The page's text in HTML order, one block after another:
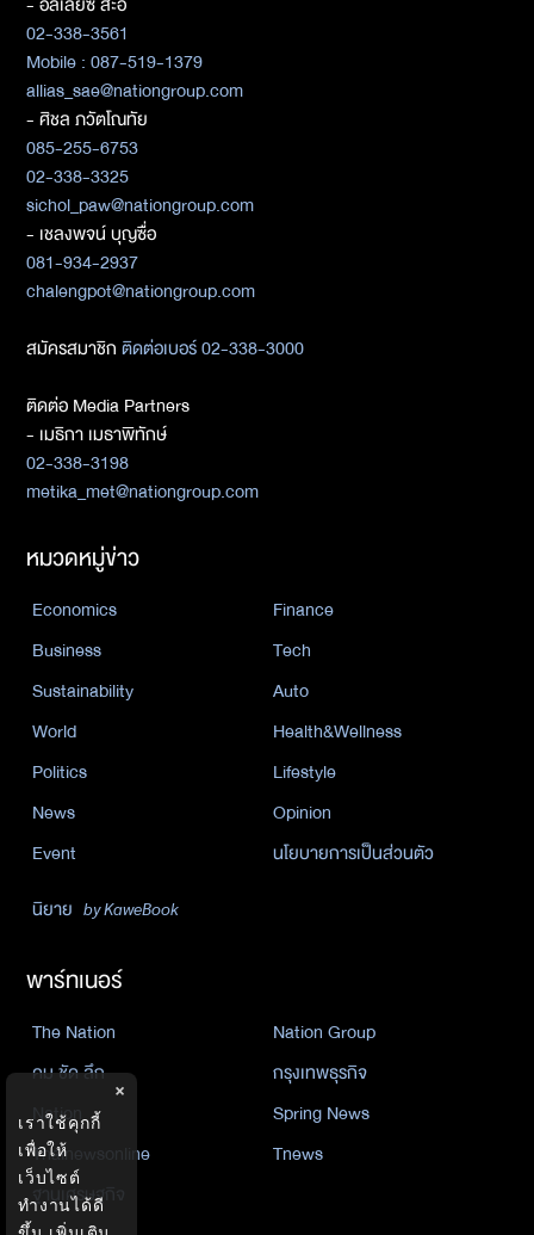
02-338-3561
Mobile : 087-519-1379
allias_sae@nationgroup.com
- ศิชล ภวัตโณทัย
085-255-6753
02-338-3325
sichol_paw@nationgroup.com
- เชลงพจน์ บุญซื่อ
081-934-2937
chalengpot@nationgroup.com
สมัครสมาชิกติดต่อเบอร์ 02-338-3000
ติดต่อ Media Partners
- เมธิกา เมธาพิทักษ์
02-338-3198
metika_met@nationgroup.com
หมวดหมู่ข่าว
Economics
Finance
Business
Tech
Sustainability
Auto
World
Health&Wellness
Politics
Lifestyle
News
Opinion
Event
นโยบายการเป็นส่วนตัว
นิยาย by KaweBook
พาร์ทเนอร์
The Nation
Nation Group
คม ชัด ลึก
กรุงเทพธุรกิจ
Nation
Spring News
Thainewsonline
Tnews
ฐานเศรษฐกิจ
×
เราใช้คุกกี้
เพื่อให้
เว็บไซต์
ทำงานได้ดี